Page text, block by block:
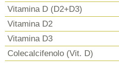
Vitamina D (D2+D3)
Vitamina D2
Vitamina D3
Colecalcifenolo (Vit. D)